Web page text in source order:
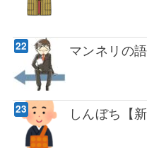
マンネリの
しんぼち【